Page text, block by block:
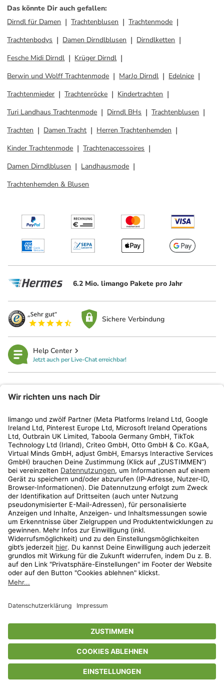
Das könnte Dir auch gefallen:
Dirndl für Damen
Trachtenblusen
Trachtenmode
Trachtenbodys
Damen Dirndlblusen
Dirndlketten
Fesche Midi Dirndl
Krüger Dirndl
Berwin und Wolff Trachtenmode
MarJo Dirndl
Edelnice
Trachtenmieder
Trachtenröcke
Kindertrachten
Turi Landhaus Trachtenmode
Dirndl BHs
Trachtenblusen
Trachten
Damen Tracht
Herren Trachtenhemden
Kinder Trachtenmode
Trachtenaccessoires
Damen Dirndlblusen
Landhausmode
Trachtenhemden & Blusen
6.2 Mio. limango Pakete pro Jahr
Sichere Verbindung
Help Center
Jetzt auch per Live-Chat erreichbar!
Kundenservice
Shop
Aktionen
Travel
* Streichpreise entsprechen der unverbindlichen Preisempfehlung des
Herstellers. Prozentangaben beziehen sich auf den Streichpreis.
Freunde-Aktionen findest Du unterwww.limango.de/einladen
ᵇ Gilt nur für von limango versandte Ware (nicht für von Partnern versandte